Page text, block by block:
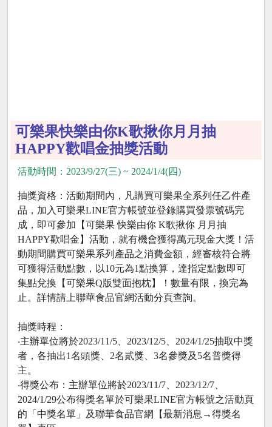
可樂果快樂由你K歌揪你月月抽
HAPPY歡唱金抽獎活動
活動時間：2023/9/27(三) ~ 2024/1/4(四)
抽獎資格：活動期間內，凡購買可樂果全系列任乙件產
品，加入可樂果LINE官方帳號並登錄購買發票號碼完
成，即可參加【可樂果 快樂由你 K歌揪你 月月抽
HAPPY歡唱金】活動，就有機會獲得萬元現金大獎！活
動期間購買可樂果系列產品之消費金額，經審核符合將
可獲得活動點數，以10元為1點換算，達指定點數即可
集點兌換【可樂果Q版雙面抱枕】！數量有限，換完為
止。詳情請上聯華食品官網活動分頁查詢。
抽獎時程：
‧主辦單位將於2023/11/5、2023/12/5、2024/1/25抽取中獎
者，各抽出1名頭獎、2名貳獎、3名參獎及5名普獎得
主。
‧得獎公布：主辦單位將於2023/11/7、2023/12/7、
2024/1/29公布得獎名單於可樂果LINE官方帳號之活動頁
的「中獎名單」及聯華食品官網【最新消息→得獎名